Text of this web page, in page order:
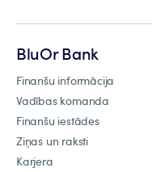
BluOr Bank
Finanšu informācija
Vadības komanda
Finanšu iestādes
Ziņas un raksti
Karjera